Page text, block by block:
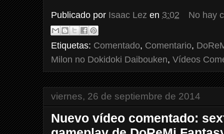
Publicado por Isaac Lez en 3:02 No hay
Etiquetas: Comentado, Comentario,
Milon no Dokidoki Daibouken, Vídeos
viernes, 26 de septiembre de 2014
Nuevo vídeo comentado: